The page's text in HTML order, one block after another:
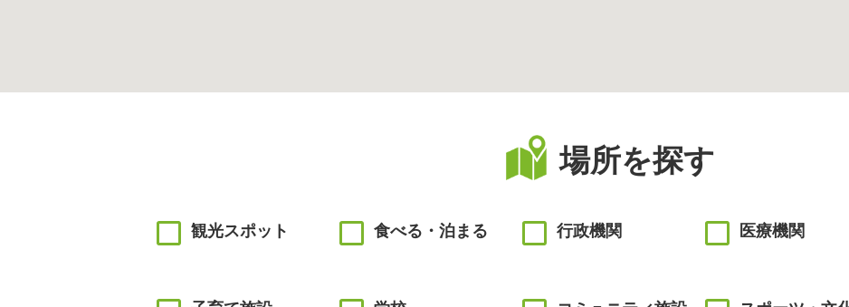
場所を探す
観光スポット 食べる・泊まる 行政機関 医療機関